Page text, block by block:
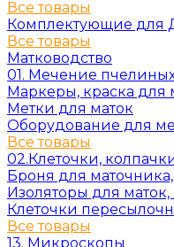
Все товары
Комплектующие для
Все товары
Матководство
01. Мечение
Маркеры, краска для
Метки для маток
Оборудование для
Все товары
02.Клеточки,
Броня для
Изоляторы для маток,
Клеточки
Все товары
13. Микроскопы